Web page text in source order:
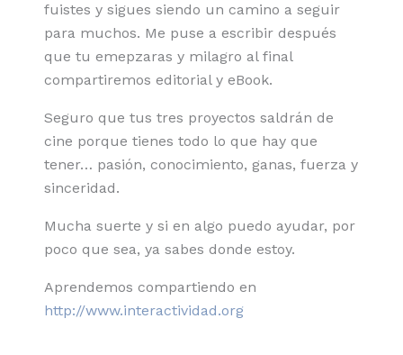
fuistes y sigues siendo un camino a seguir
para muchos. Me puse a escribir después
que tu emepzaras y milagro al final
compartiremos editorial y eBook.
Seguro que tus tres proyectos saldrán de
cine porque tienes todo lo que hay que
tener… pasión, conocimiento, ganas, fuerza y
sinceridad.
Mucha suerte y si en algo puedo ayudar, por
poco que sea, ya sabes donde estoy.
Aprendemos compartiendo en
http://www.interactividad.org